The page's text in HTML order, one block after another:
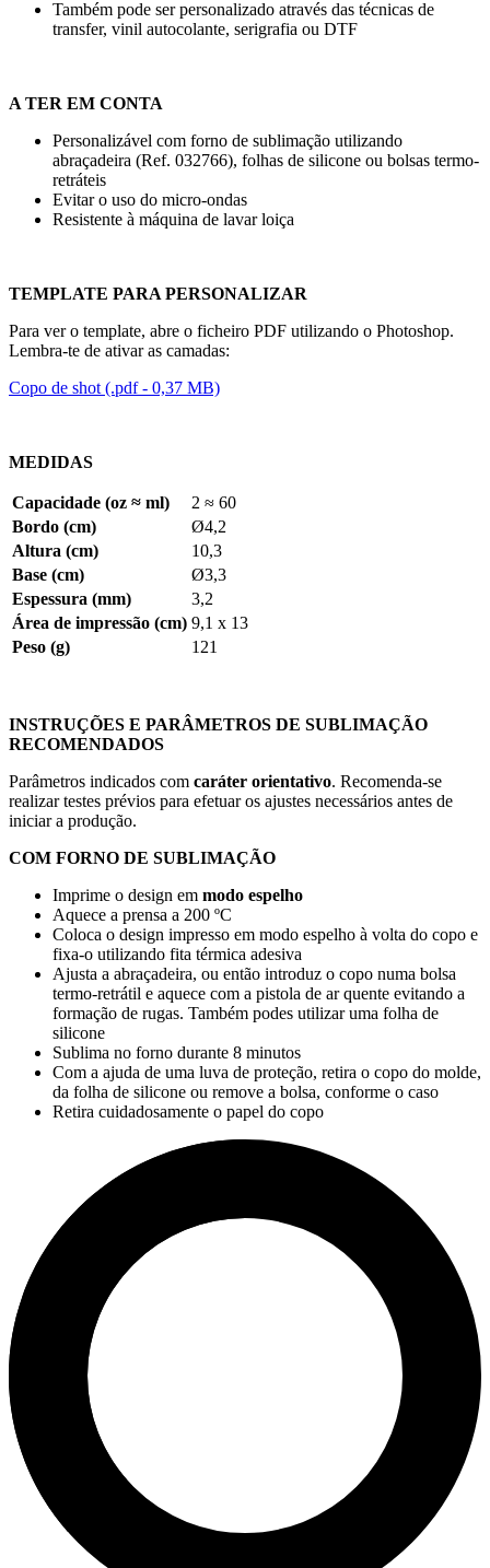
Também pode ser personalizado através das técnicas de
transfer, vinil autocolante, serigrafia ou DTF
A TER EM CONTA
Personalizável com forno de sublimação utilizando
abraçadeira (Ref. 032766), folhas de silicone ou bolsas termo-
retráteis
Evitar o uso do micro-ondas
Resistente à máquina de lavar loiça
TEMPLATE PARA PERSONALIZAR
Para ver o template, abre o ficheiro PDF utilizando o Photoshop.
Lembra-te de ativar as camadas:
Copo de shot (.pdf - 0,37 MB)
MEDIDAS
Capacidade (oz ≈ ml)
2 ≈ 60
Bordo (cm)
Ø4,2
Altura (cm)
10,3
Base (cm)
Ø3,3
Espessura (mm)
3,2
Área de impressão (cm) 9,1 x 13
Peso (g)
121
INSTRUÇÕES E PARÂMETROS DE SUBLIMAÇÃO
RECOMENDADOS
Parâmetros indicados com caráter orientativo. Recomenda-se
realizar testes prévios para efetuar os ajustes necessários antes de
iniciar a produção.
COM FORNO DE SUBLIMAÇÃO
Imprime o design em modo espelho
Aquece a prensa a 200 ºC
Coloca o design impresso em modo espelho à volta do copo e
fixa-o utilizando fita térmica adesiva
Ajusta a abraçadeira, ou então introduz o copo numa bolsa
termo-retrátil e aquece com a pistola de ar quente evitando a
formação de rugas. Também podes utilizar uma folha de
silicone
Sublima no forno durante 8 minutos
Com a ajuda de uma luva de proteção, retira o copo do molde,
da folha de silicone ou remove a bolsa, conforme o caso
Retira cuidadosamente o papel do copo